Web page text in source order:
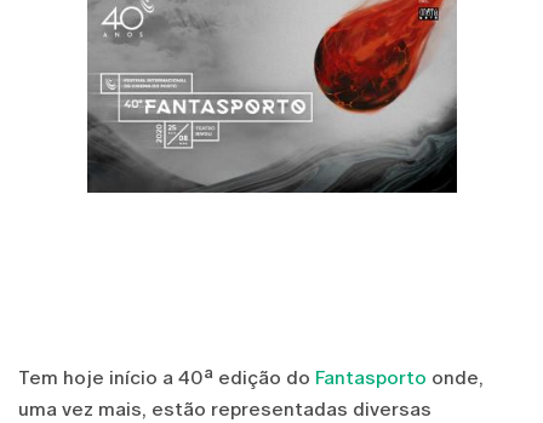
Tem hoje início a 40ª edição do Fantasporto onde,
uma vez mais, estão representadas diversas